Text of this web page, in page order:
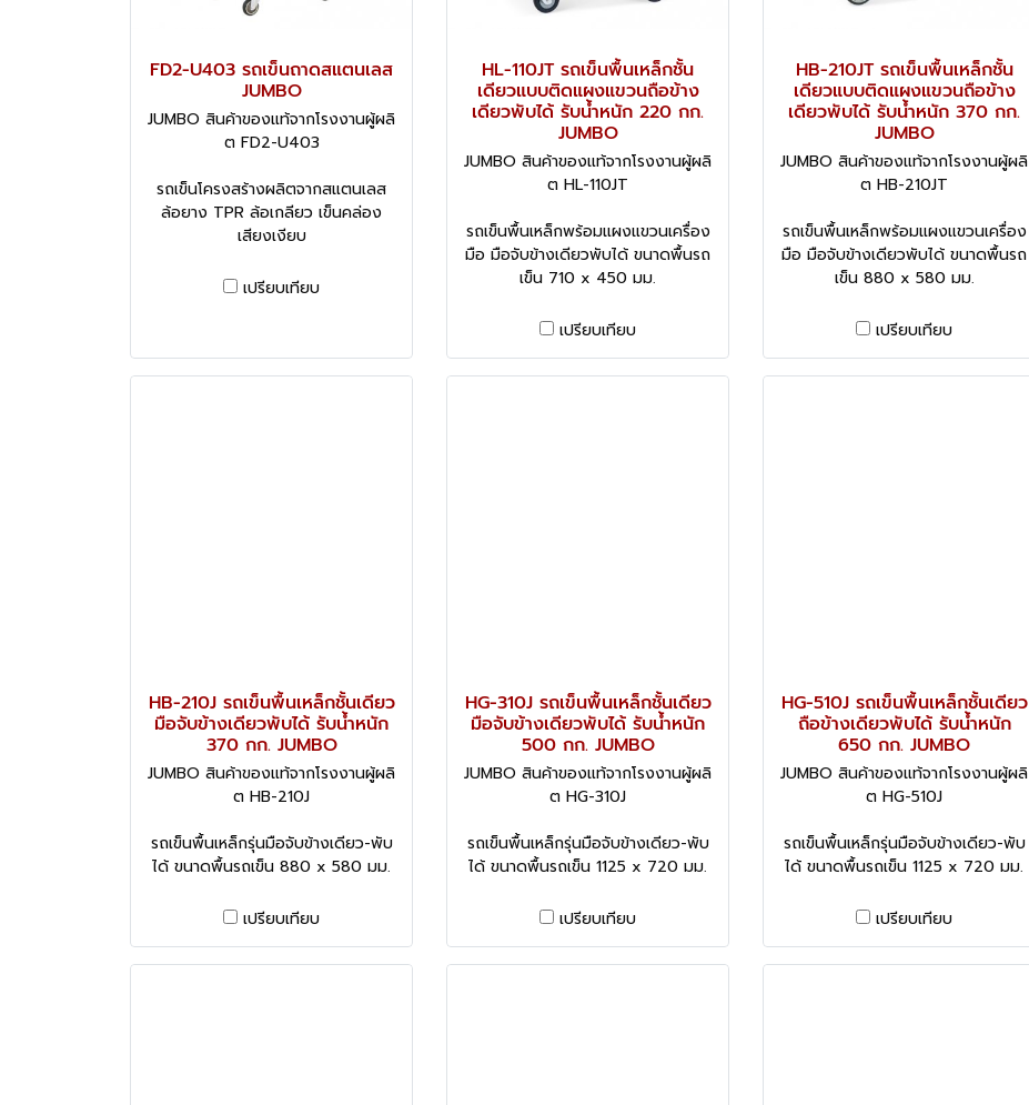
FD2-U403 รถเข็นถาดสแตนเลส
JUMBO
JUMBO สินค้าของแท้จากโรงงานผู้ผลิ
ต FD2-U403
รถเข็นโครงสร้างผลิตจากสแตนเลส
ล้อยาง TPR ล้อเกลียว เข็นคล่อง
เสียงเงียบ
เปรียบเทียบ
HL-110JT รถเข็นพื้นเหล็กชั้น
เดียวแบบติดแผงแขวนถือข้าง
เดียวพับได้ รับน้ำหนัก 220 กก.
JUMBO
JUMBO สินค้าของแท้จากโรงงานผู้ผลิ
ต HL-110JT
รถเข็นพื้นเหล็กพร้อมแผงแขวนเครื่อง
มือ มือจับข้างเดียวพับได้ ขนาดพื้นรถ
เข็น 710 x 450 มม.
เปรียบเทียบ
HB-210JT รถเข็นพื้นเหล็กชั้น
เดียวแบบติดแผงแขวนถือข้าง
เดียวพับได้ รับน้ำหนัก 370 กก.
JUMBO
JUMBO สินค้าของแท้จากโรงงานผู้ผลิ
ต HB-210JT
รถเข็นพื้นเหล็กพร้อมแผงแขวนเครื่อง
มือ มือจับข้างเดียวพับได้ ขนาดพื้นรถ
เข็น 880 x 580 มม.
เปรียบเทียบ
HB-210J รถเข็นพื้นเหล็กชั้นเดียว
มือจับข้างเดียวพับได้ รับน้ำหนัก
370 กก. JUMBO
JUMBO สินค้าของแท้จากโรงงานผู้ผลิ
ต HB-210J
รถเข็นพื้นเหล็กรุ่นมือจับข้างเดียว-พับ
ได้ ขนาดพื้นรถเข็น 880 x 580 มม.
เปรียบเทียบ
HG-310J รถเข็นพื้นเหล็กชั้นเดียว
มือจับข้างเดียวพับได้ รับน้ำหนัก
500 กก. JUMBO
JUMBO สินค้าของแท้จากโรงงานผู้ผลิ
ต HG-310J
รถเข็นพื้นเหล็กรุ่นมือจับข้างเดียว-พับ
ได้ ขนาดพื้นรถเข็น 1125 x 720 มม.
เปรียบเทียบ
HG-510J รถเข็นพื้นเหล็กชั้นเดียว
ถือข้างเดียวพับได้ รับน้ำหนัก
650 กก. JUMBO
JUMBO สินค้าของแท้จากโรงงานผู้ผลิ
ต HG-510J
รถเข็นพื้นเหล็กรุ่นมือจับข้างเดียว-พับ
ได้ ขนาดพื้นรถเข็น 1125 x 720 มม.
เปรียบเทียบ